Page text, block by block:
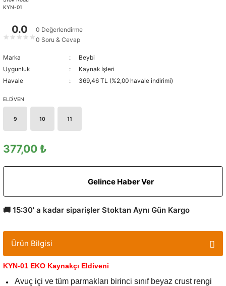
KYN-01
0.0
★ ★ ★ ★ ★
0 Değerlendirme
0 Soru & Cevap
Marka
Beybi
Uygunluk
Kaynak İşleri
Havale
369,46 TL (%2,00 havale indirimi)
ELDİVEN
9 10 11
377,00 ₺
Gelince Haber Ver
🚚 15:30' a kadar siparişler Stoktan Aynı Gün Kargo
Ürün Bilgisi
KYN-01 EKO Kaynakçı Eldiveni
Avuç içi ve tüm parmakları birinci sınıf beyaz crust rengi